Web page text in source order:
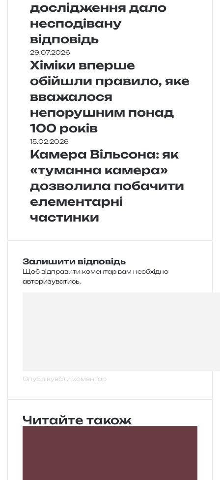
дослідження дало
несподівану
відповідь
29.07.2026
Хіміки вперше
обійшли правило, яке
вважалося
непорушним понад
100 років
15.02.2026
Камера Вільсона: як
«туманна камера»
дозволила побачити
елементарні
частинки
Залишити відповідь
Щоб відправити коментар вам необхідно
авторизуватись.
Читайте також